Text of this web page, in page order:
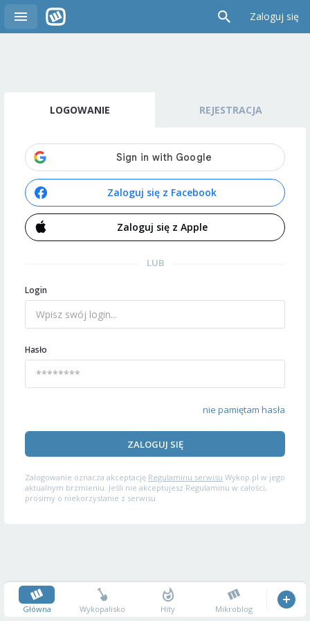
Zaloguj się
LOGOWANIE REJESTRACJA
Zaloguj się z Facebook
Zaloguj się z Apple
LUB
Login
Hasło
nie pamiętam hasła
ZALOGUJ SIĘ
Zalogowanie oznacza akceptację Regulaminu serwisu Wykop.pl w jego
aktualnym brzmieniu. Jeśli nie akceptujesz Regulaminu w całości,
prosimy o niekorzystanie z serwisu.
Główna Wykopalisko Hity Mikroblog